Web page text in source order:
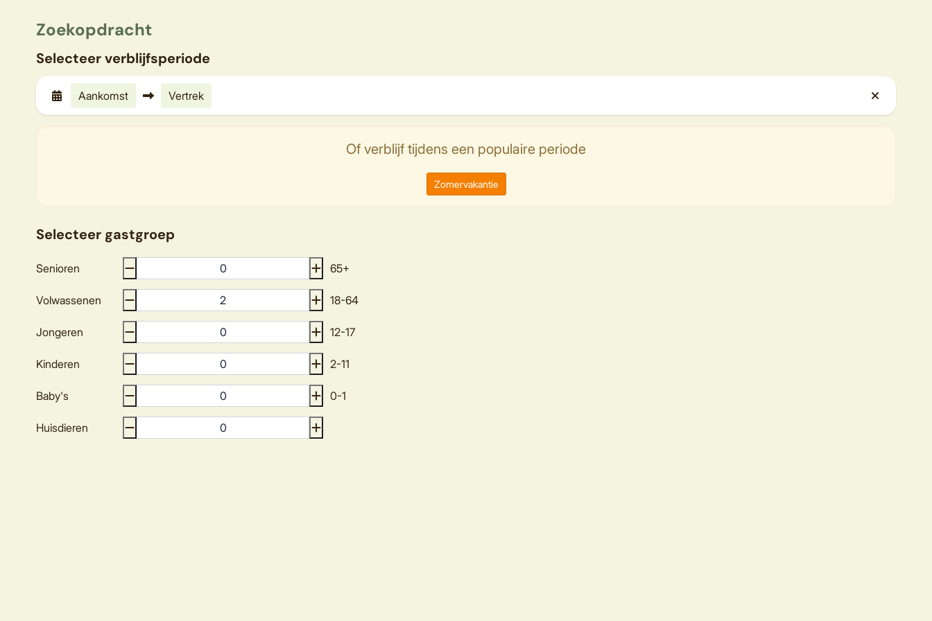
Zoekopdracht
Selecteer verblijfsperiode
Aankomst Vertrek
Of verblijf tijdens een populaire periode
Zomervakantie
Selecteer gastgroep
Senioren 65+
Volwassenen 18-64
Jongeren 12-17
Kinderen 2-11
Baby's 0-1
Huisdieren